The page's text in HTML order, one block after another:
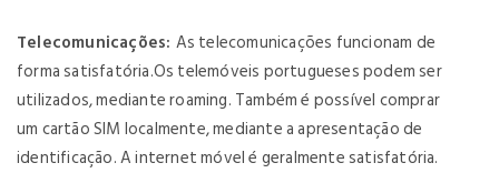
Telecomunicações: As telecomunicações funcionam de
forma satisfatória.Os telemóveis portugueses podem ser
utilizados, mediante roaming. Também é possível comprar
um cartão SIM localmente, mediante a apresentação de
identificação. A internet móvel é geralmente satisfatória.